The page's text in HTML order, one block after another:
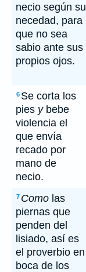
necio según su
necedad, para
que no sea
sabio ante sus
propios ojos.
6 Se corta los
pies ybebe
violencia el
que envía
recado por
mano de
necio.
7 Como las
piernas que
penden del
lisiado, así es
el proverbio en
boca de los